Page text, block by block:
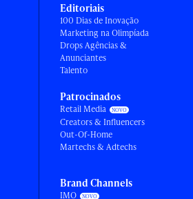
Editoriais
100 Dias de Inovação
Marketing na Olimpíada
Drops Agências &
Anunciantes
Talento
Patrocinados
Retail Media
Creators & Influencers
Out-Of-Home
Martechs & Adtechs
Brand Channels
IMO